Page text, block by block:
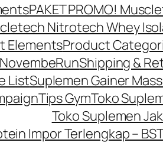
PAKET PROMO!
Nitrotech Whey
ElementsProduct
Shipping &
ListSuplemen Gainer Mass
Tips GymToko
Toko Suplemen
Impor Terlengkap –